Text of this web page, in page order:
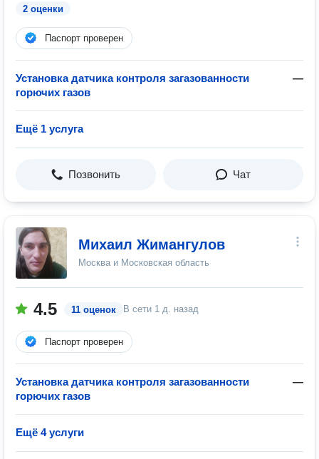
2 оценки
Паспорт проверен
Установка датчика контроля загазованности
горючих газов
—
Ещё 1 услуга
Позвонить Чат
Михаил Жимангулов
Москва и Московская область
4.5 11 оценок В сети 1 д. назад
Паспорт проверен
Установка датчика контроля загазованности
горючих газов
—
Ещё 4 услуги